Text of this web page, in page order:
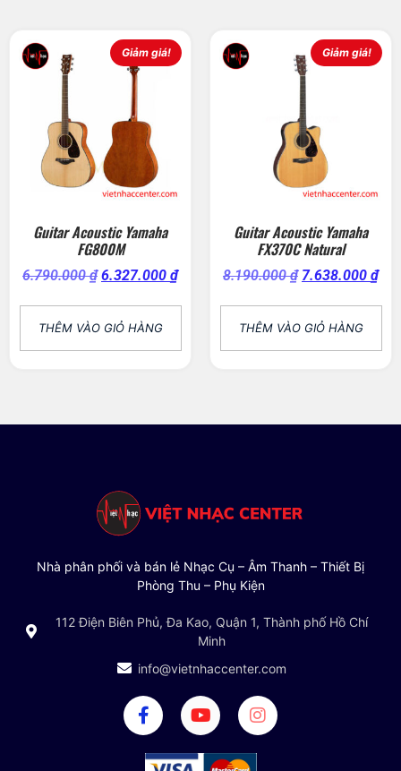
Giảm giá!
Guitar Acoustic Yamaha
FG800M
6.790.000₫ 6.327.000 ₫
THÊM VÀO GIỎ HÀNG
Giảm giá!
Guitar Acoustic Yamaha
FX370C Natural
8.190.000₫ 7.638.000 ₫
THÊM VÀO GIỎ HÀNG
Nhà phân phối và bán lẻ Nhạc Cụ – Âm Thanh – Thiết Bị
Phòng Thu – Phụ Kiện
112 Điện Biên Phủ, Đa Kao, Quận 1, Thành phố Hồ Chí
Minh
info@vietnhaccenter.com